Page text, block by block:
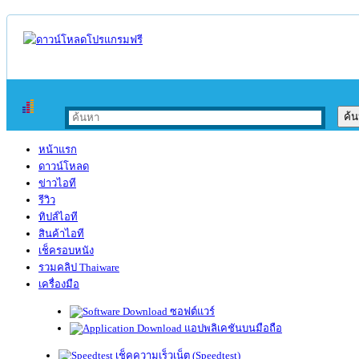
หน้าแรก
ดาวน์โหลด
ข่าวไอที
รีวิว
ทิปส์ไอที
สินค้าไอที
เช็ครอบหนัง
รวมคลิป Thaiware
เครื่องมือ
ซอฟต์แวร์
แอปพลิเคชันบนมือถือ
เช็คความเร็วเน็ต (Speedtest)